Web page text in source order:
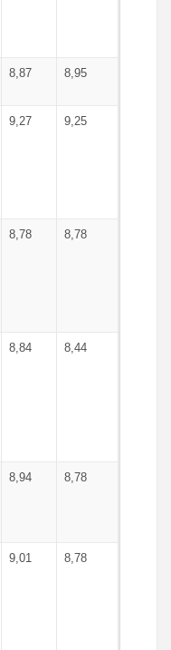
8,87 8,95
9,27 9,25
8,78 8,78
8,84 8,44
8,94 8,78
9,01 8,78